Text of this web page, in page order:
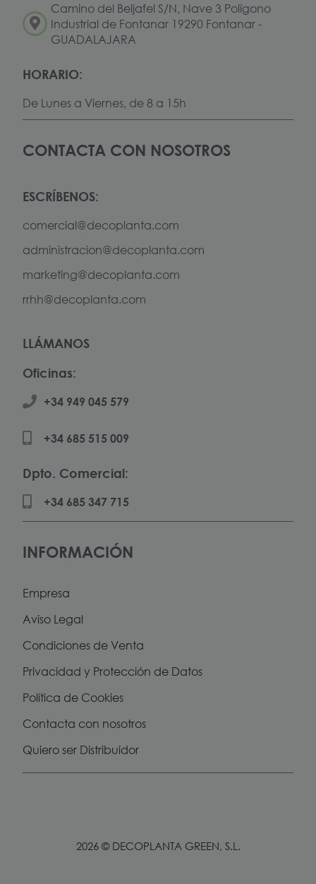
Camino del Beljafel S/N, Nave 3 Polígono
Industrial de Fontanar 19290 Fontanar -
GUADALAJARA
HORARIO:
De Lunes a Viernes, de 8 a 15h
CONTACTA CON NOSOTROS
ESCRÍBENOS:
comercial@decoplanta.com
administracion@decoplanta.com
marketing@decoplanta.com
rrhh@decoplanta.com
LLÁMANOS
Oficinas:
+34 949 045 579
+34 685 515 009
Dpto. Comercial:
+34 685 347 715
INFORMACIÓN
Empresa
Aviso Legal
Condiciones de Venta
Privacidad y Protección de Datos
Política de Cookies
Contacta con nosotros
Quiero ser Distribuidor
2026 © DECOPLANTA GREEN, S.L.